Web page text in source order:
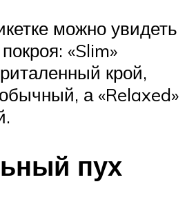
можно увидеть
«Slim»
крой,
а «Relaxed»
пух